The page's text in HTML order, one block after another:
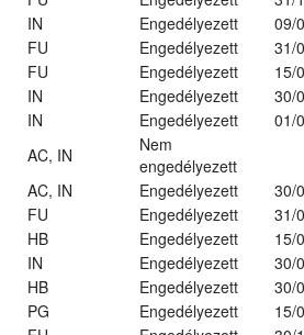
IN Engedélyezett
09/
FU Engedélyezett
31/
FU Engedélyezett
15/
IN Engedélyezett
30/
IN Engedélyezett
01/
AC, IN
Nem
engedélyezett
AC, IN Engedélyezett
30/
FU Engedélyezett
31/
HB Engedélyezett
15/
IN Engedélyezett
30/
HB Engedélyezett
30/
PG Engedélyezett
15/